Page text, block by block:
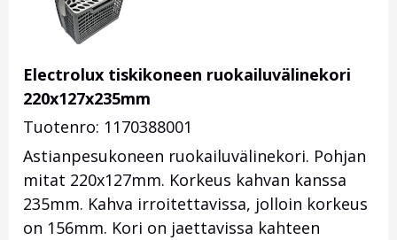
Electrolux tiskikoneen ruokailuvälinekori
220x127x235mm
Tuotenro: 1170388001
Astianpesukoneen ruokailuvälinekori. Pohjan
mitat 220x127mm. Korkeus kahvan kanssa
235mm. Kahva irroitettavissa, jolloin korkeus
on 156mm. Kori on jaettavissa kahteen